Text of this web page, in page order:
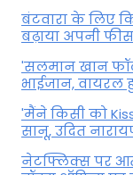
बंटवारा के लिए
बढ़ाया अपनी
'सलमान खान
भाईजान,
'मैंने किसी को
सानू, उदित
नेटफ्लिक्स पर आते